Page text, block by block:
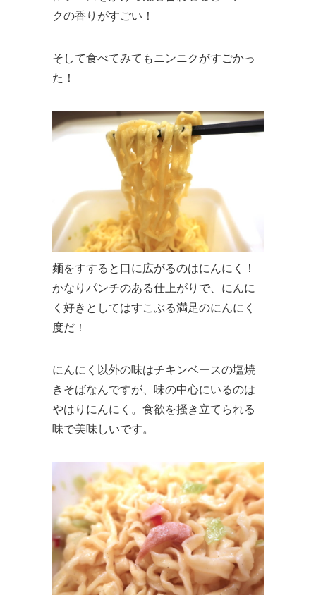
クの香りがすごい！
そして食べてみてもニンニクがすごかっ
た！
麺をすすると口に広がるのはにんにく！
かなりパンチのある仕上がりで、にんに
く好きとしてはすこぶる満足のにんにく
度だ！
にんにく以外の味はチキンベースの塩焼
きそばなんですが、味の中心にいるのは
やはりにんにく。食欲を掻き立てられる
味で美味しいです。